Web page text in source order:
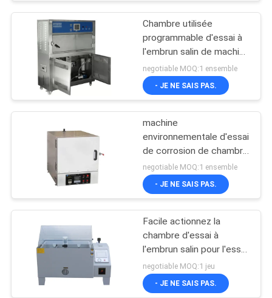
VISITE
D'USINE
CONTACTEZ-
NOUS
NOUVELLES
DEMANDEZ
UNE
CITATION
PLAN
Chambre utilisée
programmable d'essai à
l'embrun salin de machine
d'essai de corrosion
negotiable MOQ:1 ensemble
- JE NE SAIS PAS.
machine
environnementale d'essai
de corrosion de chambre
d'essai à l'embrun salin
de produits de Chaud-
vente
negotiable MOQ:1 ensemble
- JE NE SAIS PAS.
Facile actionnez la
chambre d'essai à
l'embrun salin pour l'essai
concernant
l'environnement d'ASTM
B117
negotiable MOQ:1 jeu
- JE NE SAIS PAS.